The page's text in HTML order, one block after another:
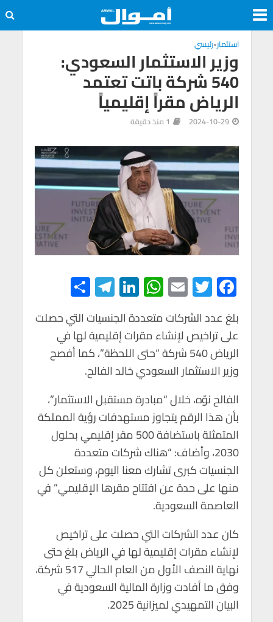
استثمار•رئيسي
وزير الاستثمار السعودي:
540 شركة باتت تعتمد
الرياض مقراً إقليمياً
2024-10-29 1 منذ دقيقة
F
ac
e
b
o
o
k
T
wi
tt
er
E
m
ail
W
h
at
s
A
p
p
Li
n
ke
dI
n
Te
le
gr
a
m
h
ar
e
بلغ عدد الشركات متعددة الجنسيات التي حصلت
على تراخيص لإنشاء مقرات إقليمية لها في
الرياض 540 شركة “حتى اللحظة”، كما أفصح
وزير الاستثمار السعودي خالد الفالح.
الفالح نوّه، خلال “مبادرة مستقبل الاستثمار”،
بأن هذا الرقم يتجاوز مستهدفات رؤية المملكة
المتمثلة باستضافة 500 مقر إقليمي بحلول
2030، وأضاف: “هناك شركات متعددة
الجنسيات كبرى تشارك معنا اليوم، وستعلن كل
منها على حدة عن افتتاح مقرها الإقليمي” في
العاصمة السعودية.
كان عدد الشركات التي حصلت على تراخيص
لإنشاء مقرات إقليمية لها في الرياض بلغ حتى
نهاية النصف الأول من العام الحالي 517 شركة،
وفق ما أفادت وزارة المالية السعودية في
البيان التمهيدي لميزانية 2025.